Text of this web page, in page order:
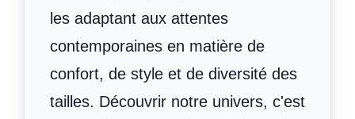
les adaptant aux attentes
contemporaines en matière de
confort, de style et de diversité des
tailles. Découvrir notre univers, c'est